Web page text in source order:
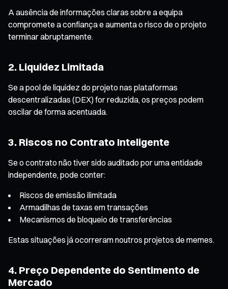
A ausência de informações claras sobre a equipa
compromete a confiança e aumenta o risco de o projeto
terminar abruptamente.
2. Liquidez Limitada
Se a pool de liquidez do projeto nas plataformas
descentralizadas (DEX) for reduzida, os preços podem
oscilar de forma acentuada.
3. Riscos no Contrato Inteligente
Se o contrato não tiver sido auditado por uma entidade
independente, pode conter:
Riscos de emissão ilimitada
Armadilhas de taxas em transações
Mecanismos de bloqueio de transferências
Estas situações já ocorreram noutros projetos de memes.
4. Preço Dependente do Sentimento de
Mercado